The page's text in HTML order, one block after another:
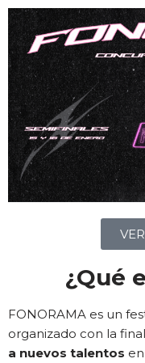
¿Qué
FONORAMA es un
organizado con la
a nuevos talentos